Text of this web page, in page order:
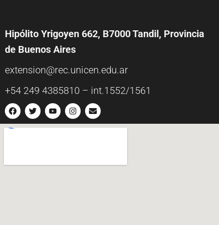
Hipólito Yrigoyen 662, B7000 Tandil, Provincia
de Buenos Aires
extension@rec.unicen.edu.ar
+54 249 4385810 – int.1552/1561